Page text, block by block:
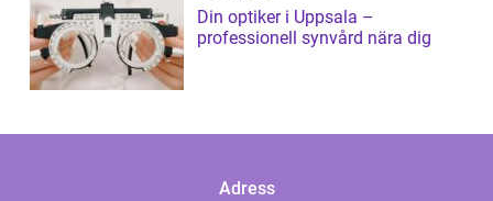
Din optiker i Uppsala –
professionell synvård nära dig
Adress